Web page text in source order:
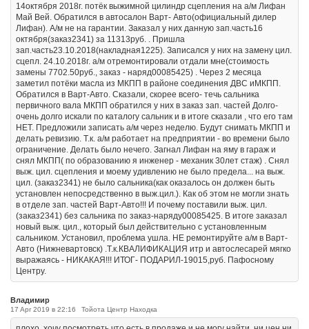
14октября 2018г. потёк выжимной цилиндр сцепления на а/м Лифан
Май Вей. Обратился в автосалон Варт- Авто(официальный дилер
Лифан). А/м не на гарантии. Заказал у них данную зап.часть16
октября(заказ2341) за 11313руб. . Пришла
зап.часть23.10.2018(накладная1225). Записался у них на замену цил.
сцепл. 24.10.2018г. а/м отремонтировали отдали мне(стоимость
замены 7702.50руб., заказ - наряд00085425) . Через 2 месяца
заметил потёки масла из МКПП в районе соединения ДВС иМКПП.
Обратился в Варт-Авто. Сказали, скорее всего- течь сальника
первичного вала МКПП обратился у них в заказ зап. частей Долго-
очень долго искали по каталогу сальник и в итоге сказали , что его там
НЕТ. Предложили записать а/м через неделю. Будут снимать МКПП и
делать ревизию. Т.к. а/м работает на предприятии - во времени было
ограничение. Делать было нечего. Загнал Лифан на яму в гараж и
снял МКПП( по образованию я инженер - механик 30лет стаж) . Снял
выж. цил. сцепления и моему удивлению не было предела... на выж.
цил. (заказ2341) не было сальника(как оказалось он должен быть
установлен непосредственно в выж.цил.). Как об этом не могли знать
в отделе зап. частей Варт-Авто!!! И почему поставили выж. цил.
(заказ2341) без сальника по заказ-наряду00085425. В итоге заказал
новый выж. цил., который был действительно с установленным
сальником. Установил, проблема ушла. НЕ ремонтируйте а/м в Варт-
Авто (Нижневартовск) .Т.к.КВАЛИФИКАЦИЯ итр и автослесарей мягко
выражаясь - НИКАКАЯ!!! ИТОГ- ПОДАРИЛ-19015,руб. Пафосному
Центру.
Владимир
17 Apr 2019 в 22:16 Тойота Центр Находка